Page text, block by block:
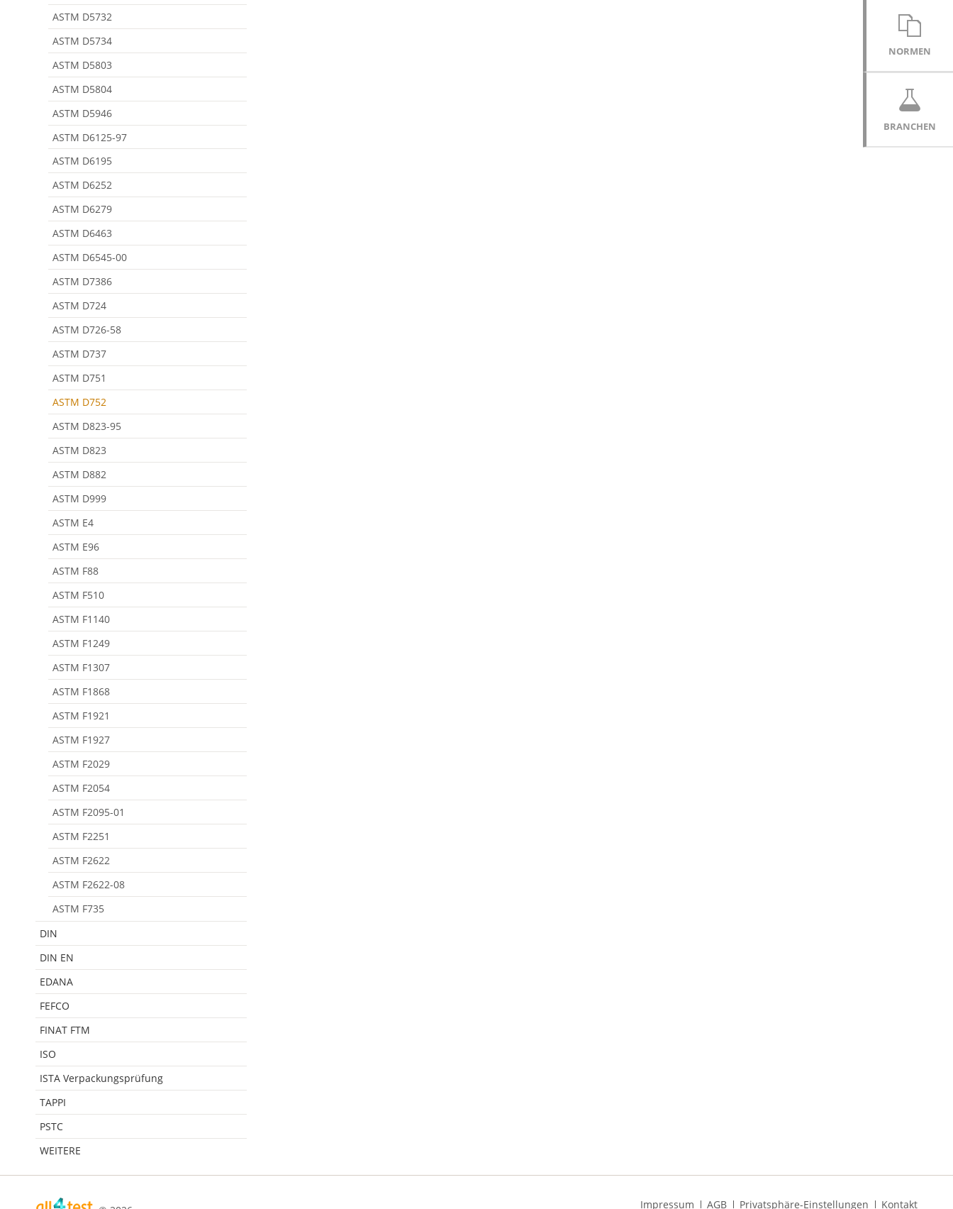
NORMEN
BRANCHEN
ASTM D5732
ASTM D5734
ASTM D5803
ASTM D5804
ASTM D5946
ASTM D6125-97
ASTM D6195
ASTM D6252
ASTM D6279
ASTM D6463
ASTM D6545-00
ASTM D7386
ASTM D724
ASTM D726-58
ASTM D737
ASTM D751
ASTM D752
ASTM D823-95
ASTM D823
ASTM D882
ASTM D999
ASTM E4
ASTM E96
ASTM F88
ASTM F510
ASTM F1140
ASTM F1249
ASTM F1307
ASTM F1868
ASTM F1921
ASTM F1927
ASTM F2029
ASTM F2054
ASTM F2095-01
ASTM F2251
ASTM F2622
ASTM F2622-08
ASTM F735
DIN
DIN EN
EDANA
FEFCO
FINAT FTM
ISO
ISTA Verpackungsprüfung
TAPPI
PSTC
WEITERE
Navigation
Impressum AGB Privatsphäre-Einstellungen Kontakt